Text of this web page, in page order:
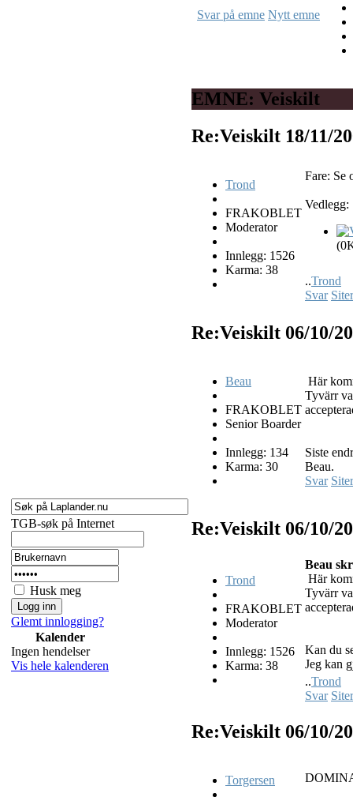
TGB-søk på Internet
Husk meg
Glemt innlogging?
Kalender
Ingen hendelser
Vis hele kalenderen
Svar på emne Nytt emne
EMNE: Veiskilt
Re:Veiskilt 18/11/
Trond
FRAKOBLET
Moderator
Innlegg: 1526
Karma: 38
Fare: Se
Vedlegg:
..Trond
Svar Siter
Re:Veiskilt 06/10/
Beau
FRAKOBLET
Senior Boarder
Innlegg: 134
Karma: 30
Här
Tyvärr
Siste
Beau.
Svar Siter
Re:Veiskilt 06/10/
Trond
FRAKOBLET
Moderator
Innlegg: 1526
Karma: 38
Beau
Här
Tyvärr
Kan du
Jeg kan
..Trond
Svar Siter
Re:Veiskilt 06/10/
Torgersen